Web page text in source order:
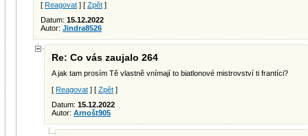
[ Reagovat ] [ Zpět ]
Datum: 15.12.2022
Autor: Jindra8526
Re: Co vás zaujalo 264
A jak tam prosím Tě vlastně vnímají to biatlonové mistrovství ti frantíci?
[ Reagovat ] [ Zpět ]
Datum: 15.12.2022
Autor: Arnošt905